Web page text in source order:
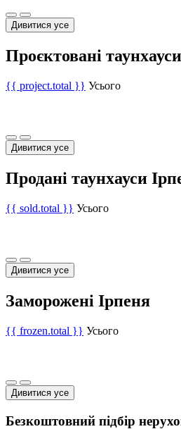
Дивитися усе
Проєктовані
{{ project.total }} Усього
Дивитися усе
Продані таунхауси
{{ sold.total }} Усього
Дивитися усе
Заморожені Ірпеня
{{ frozen.total }} Усього
Дивитися усе
Безкоштовний підбір